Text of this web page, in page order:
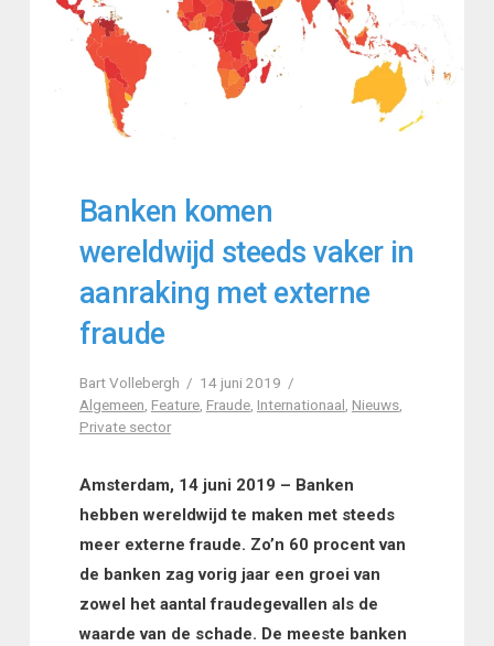
Banken komen
wereldwijd steeds vaker in
aanraking met externe
fraude
Bart Vollebergh
14 juni 2019
Algemeen, Feature, Fraude, Internationaal, Nieuws,
Private sector
Amsterdam, 14 juni 2019 – Banken
hebben wereldwijd te maken met steeds
meer externe fraude. Zo’n 60 procent van
de banken zag vorig jaar een groei van
zowel het aantal fraudegevallen als de
waarde van de schade. De meeste banken